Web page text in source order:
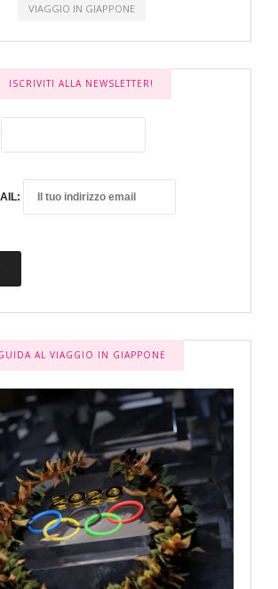
VIAGGIO IN GIAPPONE
ISCRIVITI ALLA NEWSLETTER!
AL VIAGGIO IN GIAPPONE